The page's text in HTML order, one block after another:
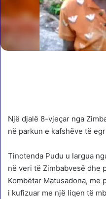
Një djalë 8-vjeçar nga
në parkun e kafshëve të
Tinotenda Pudu u largua
në veri të Zimbabvesë dhe
Kombëtar Matusadona, me
i kufizuar me një liqen të